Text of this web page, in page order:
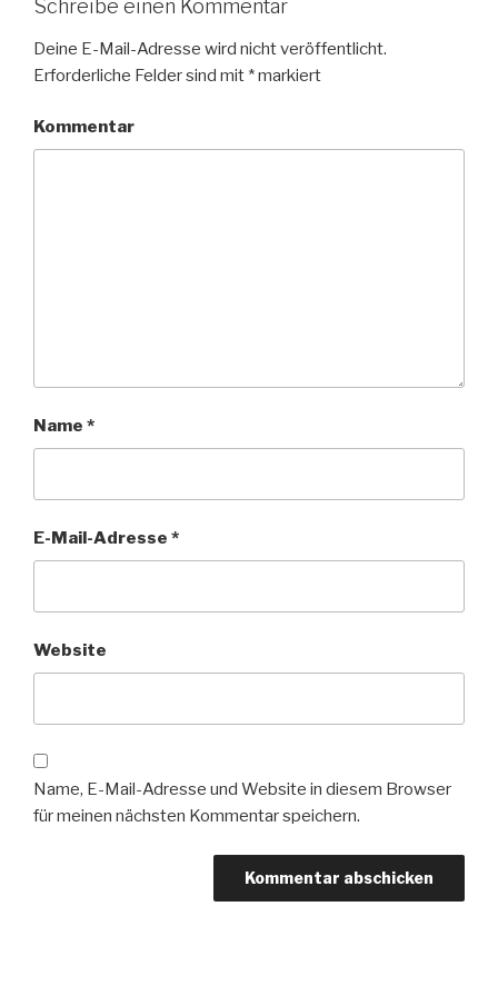
Schreibe einen Kommentar
Deine E-Mail-Adresse wird nicht veröffentlicht.
Erforderliche Felder sind mit *markiert
Kommentar
Name *
E-Mail-Adresse *
Website
Name, E-Mail-Adresse und Website in diesem Browser
für meinen nächsten Kommentar speichern.